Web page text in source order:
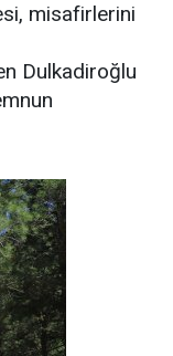
misafirlerini
Dulkadiroğlu